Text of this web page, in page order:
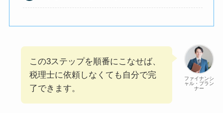
ファイナンシ
ャル・プラン
ナー
この3ステップを順番にこなせば、
税理士に依頼しなくても自分で完
了できます。